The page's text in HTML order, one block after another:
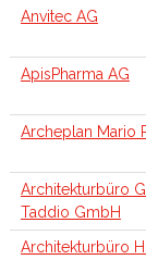
Anvitec AG
ApisPharma AG
Archeplan Mario
Architekturbüro
Taddio GmbH
Architekturbüro